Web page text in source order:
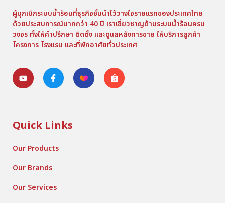
ผู้บุกเบิกระบบน้ำร้อนที่ธุรกิจชั้นนำไว้วางใจรายแรกของประเทศไทย
ด้วยประสบการณ์มากกว่า 40 ปี เราเชี่ยวชาญด้านระบบน้ำร้อนครบ
วงจร ทั้งให้คำปรึกษา ติดตั้ง และดูแลหลังการขาย ให้บริการลูกค้า
โครงการ โรงแรม และที่พักอาศัยทั่วประเทศ
Quick Links
Our Products
Our Brands
Our Services